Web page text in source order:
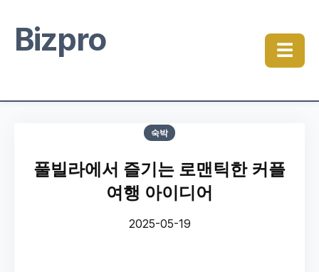
Bizpro ☰
숙박
풀빌라에서 즐기는 로맨틱한 커플
여행 아이디어
2025-05-19